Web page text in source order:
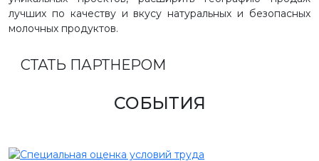
лучших по качеству и вкусу натуральных и безопасных
молочных продуктов.
СТАТЬ ПАРТНЕРОМ
СОБЫТИЯ